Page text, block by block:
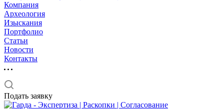
Компания
Археология
Изыскания
Портфолио
Статьи
Новости
Контакты
Подать заявку